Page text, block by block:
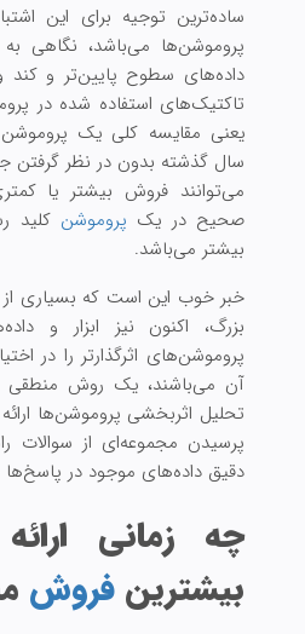
ساده‌ترین توجیه برای این
پروموشن‌ها می‌باشد، نگاهی به
داده‌های سطوح پایین‌تر و کند
تاکتیک‌های استفاده شده در
یعنی مقایسه کلی یک
سال گذشته بدون در نظر گرفتن
می‌توانند فروش بیشتر یا
صحیح در یک پروموشن کلید
بیشتر می‌باشد.
خبر خوب این است که بسیاری
بزرگ، اکنون نیز ابزار و
پروموشن‌های اثرگذارتر را در
آن می‌باشند، یک روش منطقی
تحلیل‌ اثر‌بخشی پروموشن‌ها
پرسیدن مجموعه‌ای از سوالات
دقیق داده‌های موجود در پاسخ‌ها
چه زمانی
بیشترین فروش